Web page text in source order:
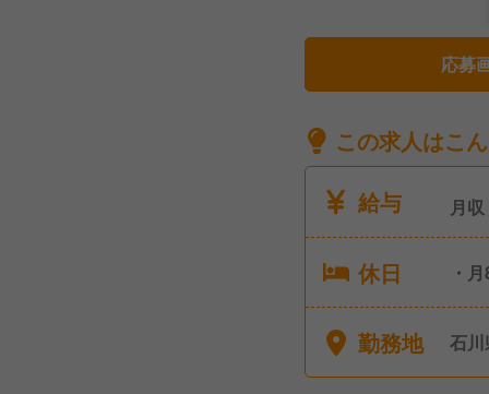
応募
この求人はこ
給与
月収
休日
・
勤務地 石